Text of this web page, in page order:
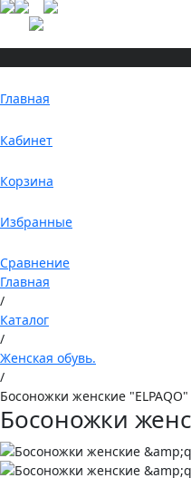
Главная
Кабинет
Корзина
Избранные
Сравнение
Главная
/
Каталог
/
Женская обувь.
/
Босоножки женские "ELPAQO"
Босоножки